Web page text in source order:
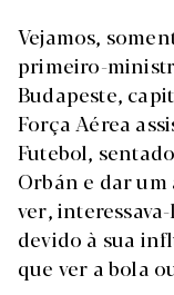
Vejamos,
primeiro-
Budapeste,
Força Aérea
Futebol,
Orbán e dar
ver,
devido à sua
que ver a bola